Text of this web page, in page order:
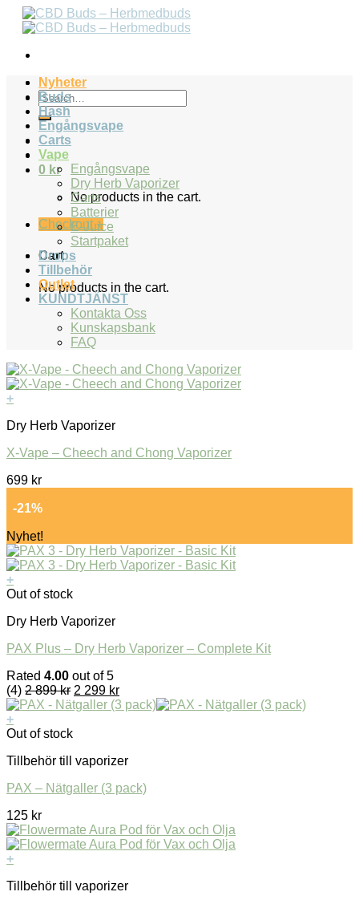
Skip
Search
for:
0 kr
No products in the cart.
Checkout +
Cart
No products in the cart.
Nyheter
Buds
Hash
Engångsvape
Carts
Vape
Engångsvape
Dry Herb Vaporizer
Carts
Batterier
E-Juice
Startpaket
Drops
Tillbehör
Outlet
KUNDTJÄNST
Kontakta Oss
Kunskapsbank
FAQ
+
Dry Herb Vaporizer
X-Vape – Cheech and Chong Vaporizer
699 kr
-21%
Nyhet!
+
Out of stock
Dry Herb Vaporizer
PAX Plus – Dry Herb Vaporizer – Complete Kit
Rated 4.00 out of 5
(4) 2 899kr 2 299 kr
+
Out of stock
Tillbehör till vaporizer
PAX – Nätgaller (3 pack)
125 kr
+
Tillbehör till vaporizer